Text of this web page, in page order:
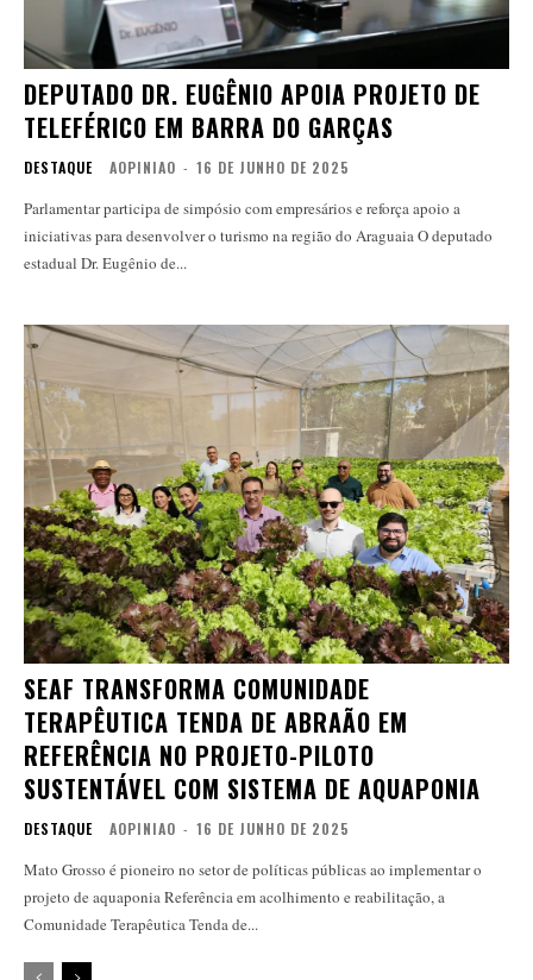
DEPUTADO DR. EUGÊNIO APOIA PROJETO DE
TELEFÉRICO EM BARRA DO GARÇAS
DESTAQUE AOPINIAO - 16 DE JUNHO DE 2025
Parlamentar participa de simpósio com empresários e reforça apoio a
iniciativas para desenvolver o turismo na região do Araguaia O deputado
estadual Dr. Eugênio de...
SEAF TRANSFORMA COMUNIDADE
TERAPÊUTICA TENDA DE ABRAÃO EM
REFERÊNCIA NO PROJETO-PILOTO
SUSTENTÁVEL COM SISTEMA DE AQUAPONIA
DESTAQUE AOPINIAO - 16 DE JUNHO DE 2025
Mato Grosso é pioneiro no setor de políticas públicas ao implementar o
projeto de aquaponia Referência em acolhimento e reabilitação, a
Comunidade Terapêutica Tenda de...